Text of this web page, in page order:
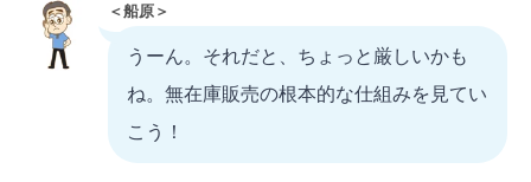
＜船原＞
うーん。それだと、ちょっと厳しいかも
ね。無在庫販売の根本的な仕組みを見てい
こう！